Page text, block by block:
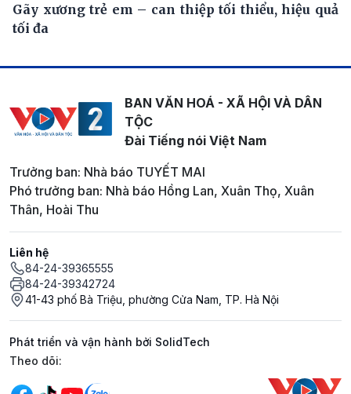
Gãy xương trẻ em – can thiệp tối thiểu, hiệu quả
tối đa
BAN VĂN HOÁ - XÃ HỘI VÀ DÂN
TỘC
Đài Tiếng nói Việt Nam
Trưởng ban: Nhà báo TUYẾT MAI
Phó trưởng ban: Nhà báo Hồng Lan, Xuân Thọ, Xuân
Thân, Hoài Thu
Liên hệ
84-24-39365555
84-24-39342724
41-43 phố Bà Triệu, phường Cửa Nam, TP. Hà Nội
Phát triển và vận hành bởi SolidTech
Mạng xã hội
Theo dõi: